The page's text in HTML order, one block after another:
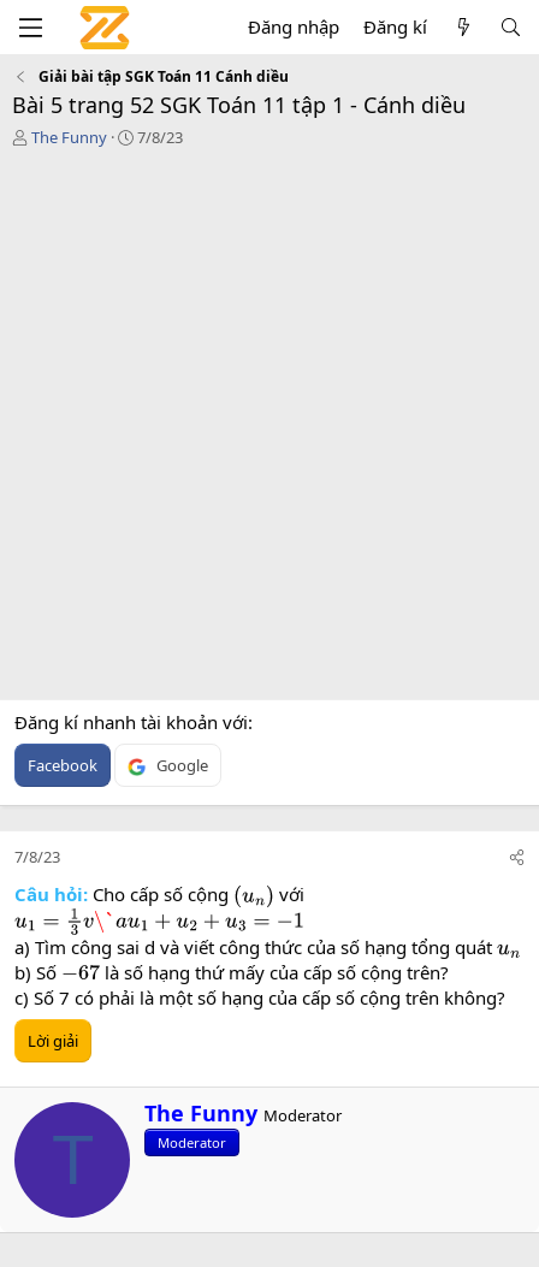
Đăng nhập Đăng kí
Giải bài tập SGK Toán 11 Cánh diều
Bài 5 trang 52 SGK Toán 11 tập 1 - Cánh diều
T
The Funny
C
7/8/23
Đăng kí nhanh tài khoản với
Facebook Google
7/8/23
Câu hỏi: Cho cấp số cộng (un)
với
u1 =13 v\`au1+u2 +u 3= −1
a) Tìm công sai d và viết công thức của số hạng tổng quát un
b) Số −67 là số hạng thứ mấy của cấp số cộng trên?
c) Số 7 có phải là một số hạng của cấp số cộng trên không?
Lời giải
T
W
r
i
n
The Funny Moderator
Moderator